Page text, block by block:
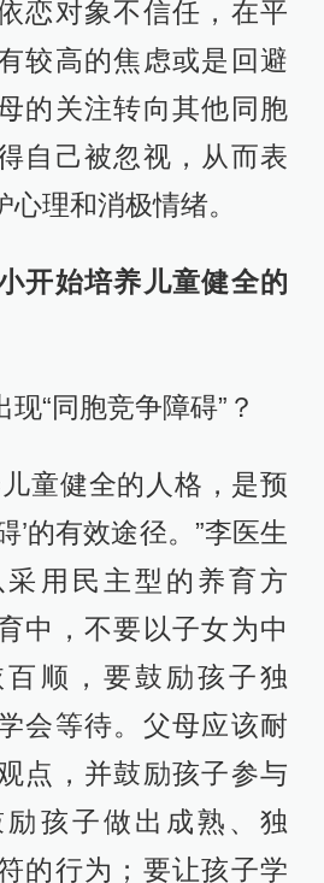
恋对象不信任，在平
较高的焦虑或是回避
的关注转向其他同胞
自己被忽视，从而表
理和消极情绪。
开始培养儿童健全的
“同胞竞争障碍”？
童健全的人格，是预
’的有效途径。”李医生
用民主型的养育方
中，不要以子女为中
顺，要鼓励孩子独
会等待。父母应该耐
点，并鼓励孩子参与
孩子做出成熟、独
的行为；要让孩子学